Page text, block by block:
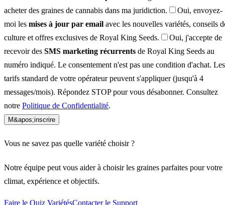
acheter des graines de cannabis dans ma juridiction.
Oui, envoyez-
moi les mises à jour par email avec les nouvelles variétés, conseils
culture et offres exclusives de Royal King Seeds.
Oui, j'accepte de
recevoir des SMS marketing récurrents de Royal King Seeds au
numéro indiqué. Le consentement n'est pas une condition d'achat. Les
tarifs standard de votre opérateur peuvent s'appliquer (jusqu'à 4
messages/mois). Répondez STOP pour vous désabonner. Consultez
notre Politique de Confidentialité.
M&apos;inscrire
Vous ne savez pas quelle variété choisir ?
Notre équipe peut vous aider à choisir les graines parfaites pour votre
climat, expérience et objectifs.
Faire le Quiz VariétésContacter le Support